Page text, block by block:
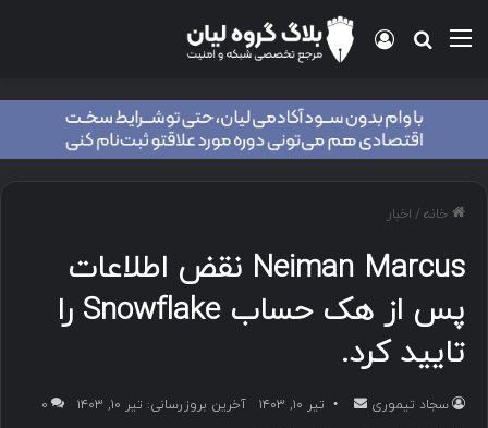
منو جستجو برای
ورود
خانه/ اخبار
Neiman Marcus نقض اطلاعات
پس از هک حساب Snowflake را
تایید کرد.
سجاد تیموری تیر ۱۰, ۱۴۰۳ آخرین بروزرسانی: تیر ۱۰, ۱۴۰۳
۰